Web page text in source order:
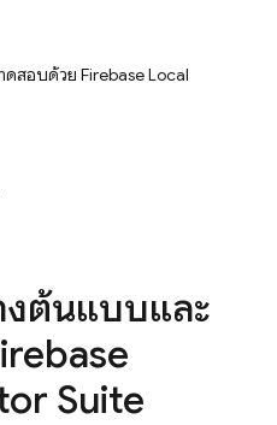
สอบด้วย Firebase Local
งต้นแบบและ
Suite